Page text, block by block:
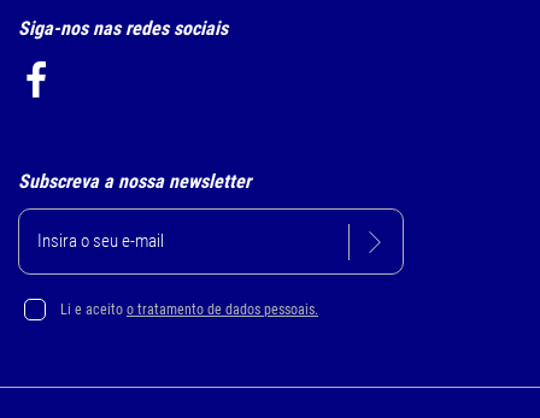
Siga-nos nas redes sociais
Subscreva a nossa newsletter
Li e aceito o tratamento de dados pessoais.